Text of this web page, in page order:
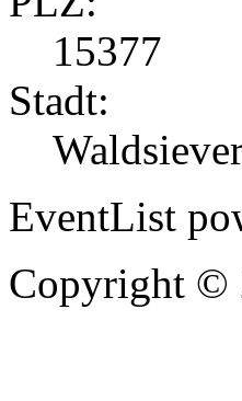
15377
Stadt:
EventList
Copyright ©